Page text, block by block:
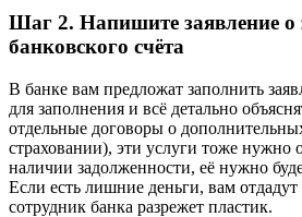
Шаг 2. Напишите заявление о
банковского счёта
В банке вам предложат заполнить
для заполнения и всё детально
отдельные договоры о
страховании), эти услуги тоже нужно
наличии задолженности, её нужно
Если есть лишние деньги, вам отдадут
сотрудник банка разрежет пластик.